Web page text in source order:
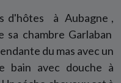
d'hôtes à Aubagne ,
sa chambre Garlaban
du mas avec un
bain avec douche à